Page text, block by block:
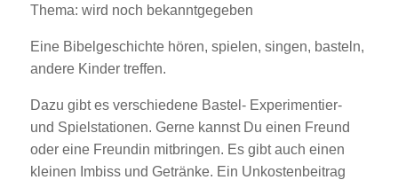
Thema: wird noch bekanntgegeben
Eine Bibelgeschichte hören, spielen, singen, basteln,
andere Kinder treffen.
Dazu gibt es verschiedene Bastel- Experimentier-
und Spielstationen. Gerne kannst Du einen Freund
oder eine Freundin mitbringen. Es gibt auch einen
kleinen Imbiss und Getränke. Ein Unkostenbeitrag